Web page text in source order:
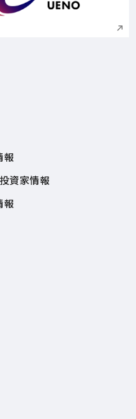
新規ウィンドウで
報
資家情報
報